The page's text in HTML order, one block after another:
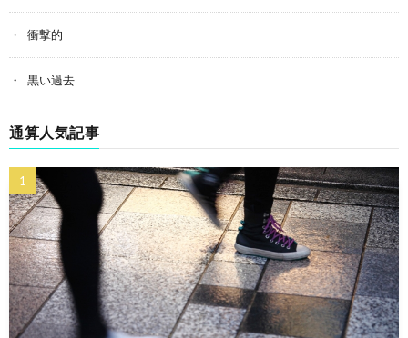
衝撃的
黒い過去
通算人気記事